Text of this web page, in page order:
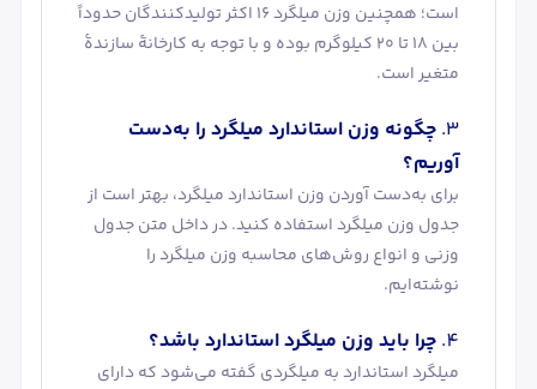
است؛ همچنین وزن میلگرد 16 اکثر تولیدکنندگان حدوداً
بین 18 تا 20 کیلوگرم بوده و با توجه به کارخانۀ سازندۀ
متغیر است.
چگونه وزن استاندارد میلگرد را به‌دست
آوریم؟
برای به‌دست آوردن وزن استاندارد میلگرد، بهتر است از
جدول وزن میلگرد استفاده کنید. در داخل متن جدول
وزنی و انواع روش‌های محاسبه وزن میلگرد را
نوشته‌ایم.
چرا باید وزن میلگرد استاندارد باشد؟
میلگرد استاندارد به میلگردی گفته می‌شود که دارای